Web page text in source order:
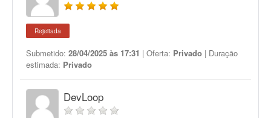
Rejeitada
Submetido: 28/04/2025 às 17:31 | Oferta: Privado | Duração
estimada: Privado
DevLoop